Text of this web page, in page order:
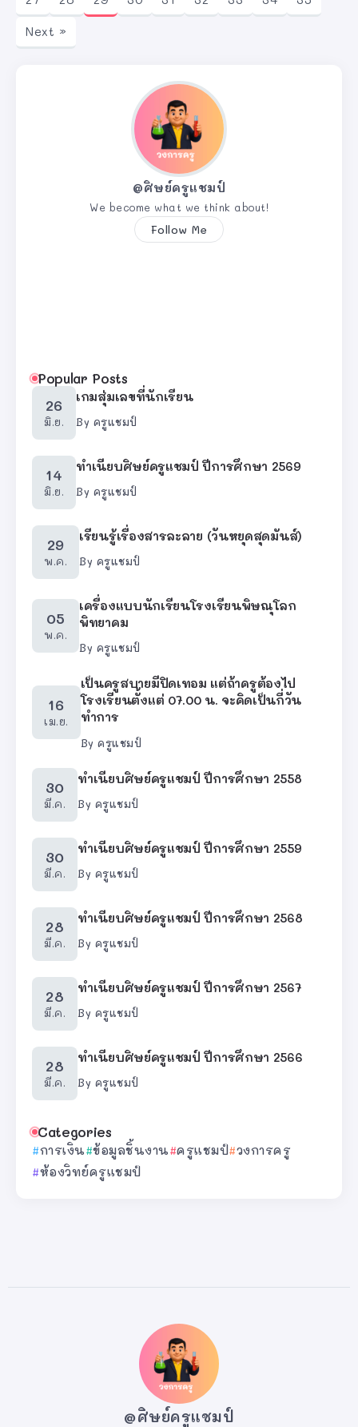
Next »
@ศิษย์ครูแชมป์
We become what we think about!
Follow Me
Popular Posts
26
มิ.ย.
เกมสุ่มเลขที่นักเรียน
By ครูแชมป์
14
มิ.ย.
ทำเนียบศิษย์ครูแชมป์ ปีการศึกษา 2569
By ครูแชมป์
29
พ.ค.
เรียนรู้เรื่องสารละลาย (วันหยุดสุดมันส์)
By ครูแชมป์
05
พ.ค.
เครื่องแบบนักเรียนโรงเรียนพิษณุโลก
พิทยาคม
By ครูแชมป์
16
เม.ย.
เป็นครูสบายมีปิดเทอม แต่ถ้าครูต้องไป
โรงเรียนตั้งแต่ 07.00 น. จะคิดเป็นกี่วัน
ทำการ
By ครูแชมป์
30
มี.ค.
ทำเนียบศิษย์ครูแชมป์ ปีการศึกษา 2558
By ครูแชมป์
30
มี.ค.
ทำเนียบศิษย์ครูแชมป์ ปีการศึกษา 2559
By ครูแชมป์
28
มี.ค.
ทำเนียบศิษย์ครูแชมป์ ปีการศึกษา 2568
By ครูแชมป์
28
มี.ค.
ทำเนียบศิษย์ครูแชมป์ ปีการศึกษา 2567
By ครูแชมป์
28
มี.ค.
ทำเนียบศิษย์ครูแชมป์ ปีการศึกษา 2566
By ครูแชมป์
Categories
การเงิน ข้อมูลชิ้นงาน ครูแชมป์ วงการครู
ห้องวิทย์ครูแชมป์
@ศิษย์ครูแชมป์